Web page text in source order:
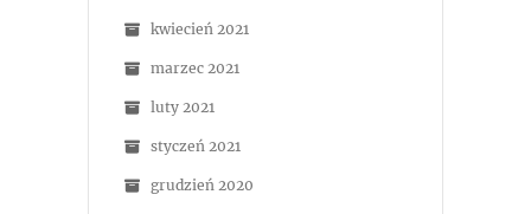
kwiecień 2021
marzec 2021
luty 2021
styczeń 2021
grudzień 2020